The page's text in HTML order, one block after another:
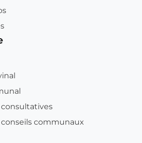
communaux